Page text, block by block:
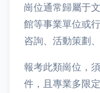
崗位通常歸屬于
館等事業單位或
咨詢、活動策劃
報考此類崗位，
件，且專業多限